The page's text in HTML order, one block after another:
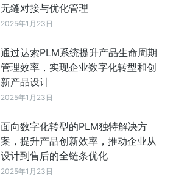
无缝对接与优化管理
2025年1月23日
通过达索PLM系统提升产品生命周期
管理效率，实现企业数字化转型和创
新产品设计
2025年1月23日
面向数字化转型的PLM独特解决方
案，提升产品创新效率，推动企业从
设计到售后的全链条优化
2025年1月23日